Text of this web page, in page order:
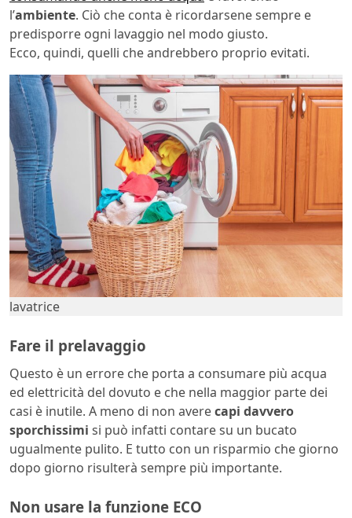
l’ambiente. Ciò che conta è ricordarsene sempre e
predisporre ogni lavaggio nel modo giusto.
Ecco, quindi, quelli che andrebbero proprio evitati.
lavatrice
Fare il prelavaggio
Questo è un errore che porta a consumare più acqua
ed elettricità del dovuto e che nella maggior parte dei
casi è inutile. A meno di non averecapi davvero
sporchissimi si può infatti contare su un bucato
ugualmente pulito. E tutto con un risparmio che giorno
dopo giorno risulterà sempre più importante.
Non usare la funzione ECO